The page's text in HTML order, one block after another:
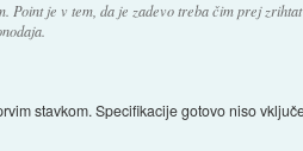
Point je v tem, da je zadevo treba čim prej
stavkom. Specifikacije gotovo niso